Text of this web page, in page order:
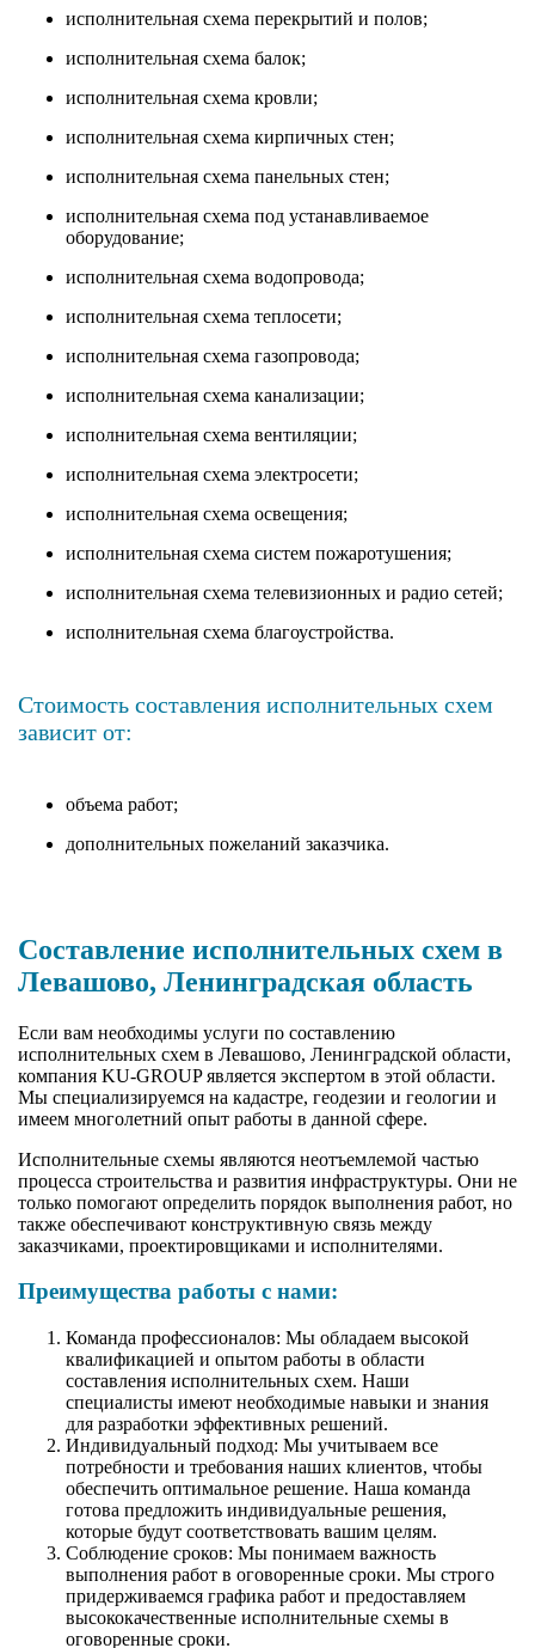
исполнительная схема перекрытий и полов;
исполнительная схема балок;
исполнительная схема кровли;
исполнительная схема кирпичных стен;
исполнительная схема панельных стен;
исполнительная схема под устанавливаемое
оборудование;
исполнительная схема водопровода;
исполнительная схема теплосети;
исполнительная схема газопровода;
исполнительная схема канализации;
исполнительная схема вентиляции;
исполнительная схема электросети;
исполнительная схема освещения;
исполнительная схема систем пожаротушения;
исполнительная схема телевизионных и радио сетей;
исполнительная схема благоустройства.
Стоимость составления исполнительных схем
зависит от:
объема работ;
дополнительных пожеланий заказчика.
Составление исполнительных схем в
Левашово, Ленинградская область
Если вам необходимы услуги по составлению
исполнительных схем в Левашово, Ленинградской области,
компания KU-GROUP является экспертом в этой области.
Мы специализируемся на кадастре, геодезии и геологии и
имеем многолетний опыт работы в данной сфере.
Исполнительные схемы являются неотъемлемой частью
процесса строительства и развития инфраструктуры. Они не
только помогают определить порядок выполнения работ, но
также обеспечивают конструктивную связь между
заказчиками, проектировщиками и исполнителями.
Преимущества работы с нами:
Команда профессионалов: Мы обладаем высокой
квалификацией и опытом работы в области
составления исполнительных схем. Наши
специалисты имеют необходимые навыки и знания
для разработки эффективных решений.
Индивидуальный подход: Мы учитываем все
потребности и требования наших клиентов, чтобы
обеспечить оптимальное решение. Наша команда
готова предложить индивидуальные решения,
которые будут соответствовать вашим целям.
Соблюдение сроков: Мы понимаем важность
выполнения работ в оговоренные сроки. Мы строго
придерживаемся графика работ и предоставляем
высококачественные исполнительные схемы в
оговоренные сроки.